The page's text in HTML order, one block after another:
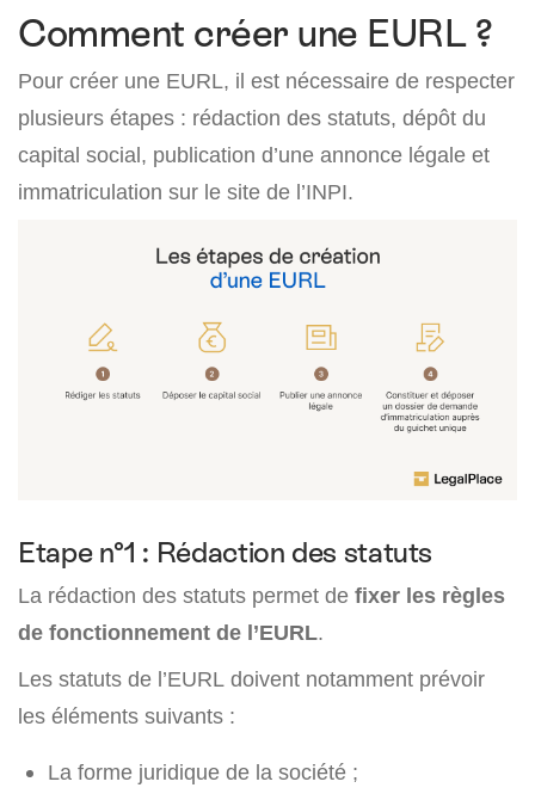
Comment créer une EURL ?
Pour créer une EURL, il est nécessaire de respecter
plusieurs étapes : rédaction des statuts, dépôt du
capital social, publication d’une annonce légale et
immatriculation sur le site de l’INPI.
Etape n°1 : Rédaction des statuts
La rédaction des statuts permet de fixer les règles
de fonctionnement de l’EURL.
Les statuts de l’EURL doivent notamment prévoir
les éléments suivants :
La forme juridique de la société ;